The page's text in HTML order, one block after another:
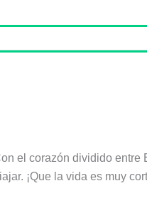
el corazón dividido
¡Que la vida es muy